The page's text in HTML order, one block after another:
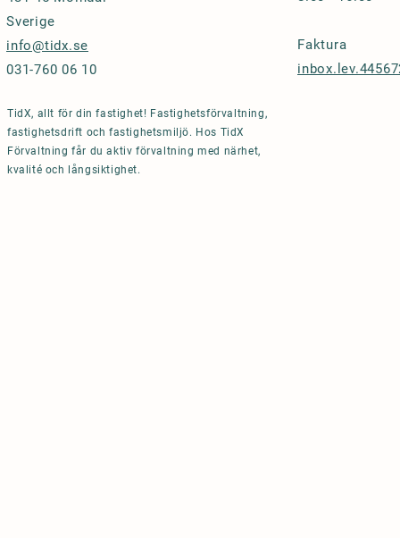
Sverige
info@tidx.se
031-760 06 10
TidX, allt för din fastighet! Fastighetsförvaltning,
fastighetsdrift och fastighetsmiljö. Hos TidX
Förvaltning får du aktiv förvaltning med närhet,
kvalité och långsiktighet.
Faktura